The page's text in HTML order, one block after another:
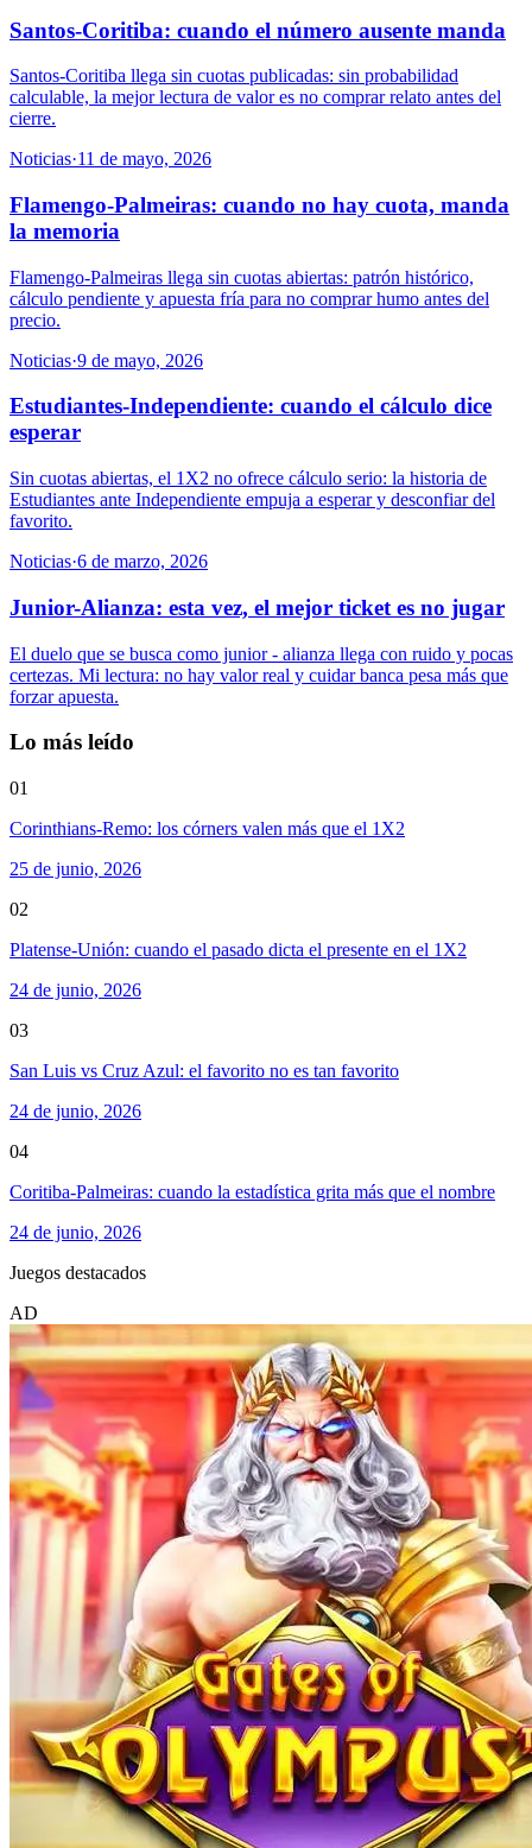
Santos-Coritiba: cuando el número ausente manda
Santos-Coritiba llega sin cuotas publicadas: sin probabilidad
calculable, la mejor lectura de valor es no comprar relato antes del
cierre.
Noticias·11 de mayo, 2026
Flamengo-Palmeiras: cuando no hay cuota, manda
la memoria
Flamengo-Palmeiras llega sin cuotas abiertas: patrón histórico,
cálculo pendiente y apuesta fría para no comprar humo antes del
precio.
Noticias·9 de mayo, 2026
Estudiantes-Independiente: cuando el cálculo dice
esperar
Sin cuotas abiertas, el 1X2 no ofrece cálculo serio: la historia de
Estudiantes ante Independiente empuja a esperar y desconfiar del
favorito.
Noticias·6 de marzo, 2026
Junior-Alianza: esta vez, el mejor ticket es no jugar
El duelo que se busca como junior - alianza llega con ruido y pocas
certezas. Mi lectura: no hay valor real y cuidar banca pesa más que
forzar apuesta.
Lo más leído
01
Corinthians-Remo: los córners valen más que el 1X2
25 de junio, 2026
02
Platense-Unión: cuando el pasado dicta el presente en el 1X2
24 de junio, 2026
03
San Luis vs Cruz Azul: el favorito no es tan favorito
24 de junio, 2026
04
Coritiba-Palmeiras: cuando la estadística grita más que el nombre
24 de junio, 2026
Juegos destacados
AD